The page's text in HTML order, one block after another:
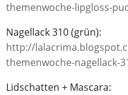
themenwoche-lipgloss-
Nagellack 310 (grün):
http://
themenwoche-nagellack-
Lidschatten + Mascara: